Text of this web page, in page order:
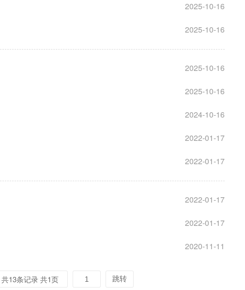
2025-10-16
2025-10-16
2025-10-16
2025-10-16
2024-10-16
2022-01-17
2022-01-17
2022-01-17
2022-01-17
2020-11-11
共13条记录 共1页